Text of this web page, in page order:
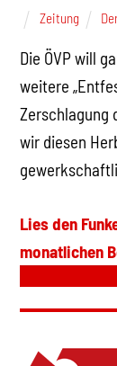
Zeitung
Die ÖVP will
weitere
Zerschlagung
wir diesen
Lies den
monatlichen